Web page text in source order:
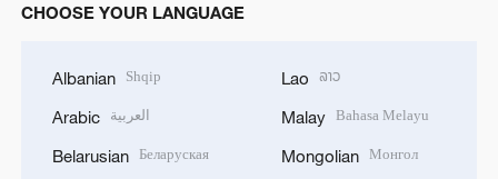
CHOOSE YOUR LANGUAGE
Albanian Shqip
Arabic العربية
Belarusian Беларуская
Lao ລາວ
Malay Bahasa Melayu
Mongolian Монгол